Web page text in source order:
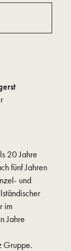
20 Jahre
fünf Jahren
und
im
Jahre
Gruppe.